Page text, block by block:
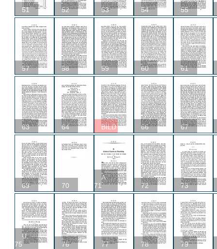
51 52 53 54 55
57 58 59 60 61
63 64 BILD 66 67
69 70
A
71
72 73
U
75
76 77 78 79